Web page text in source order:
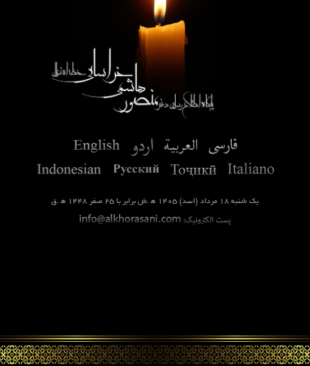
یک شنبه ۱۸ مرداد (اسد) ۱۴۰۵ ه‍ .ش برابر با ۲۵ صفر ۱۴۴۸ ه‍ .ق